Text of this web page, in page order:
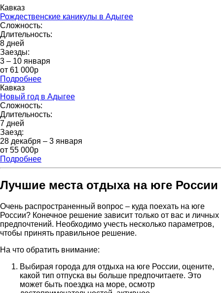
Кавказ
Рождественские каникулы в Адыгее
Сложность:
Длительность:
8 дней
Заезды:
3 – 10 января
от 61 000p
Подробнее
Кавказ
Новый год в Адыгее
Сложность:
Длительность:
7 дней
Заезд:
28 декабря – 3 января
от 55 000р
Подробнее
Лучшие места отдыха на юге России
Очень распространенный вопрос – куда поехать на юге
России? Конечное решение зависит только от вас и личных
предпочтений. Необходимо учесть несколько параметров,
чтобы принять правильное решение.
На что обратить внимание:
Выбирая города для отдыха на юге России, оцените,
какой тип отпуска вы больше предпочитаете. Это
может быть поездка на море, осмотр